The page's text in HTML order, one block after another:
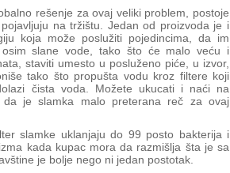
rešenje za ovaj veliki problem, postoje
na tržištu. Jedan od proizvoda je i
koja može poslužiti pojedincima, da im
slane vode, tako što će malo veću i
staviti umesto u posluženo piće, u izvor,
tako što propušta vodu kroz filtere koji
čista voda. Možete ukucati i naći na
je slamka malo preterana reč za ovaj
slamke uklanjaju do 99 posto bakterija i
kada kupac mora da razmišlja šta je sa
je bolje nego ni jedan postotak.